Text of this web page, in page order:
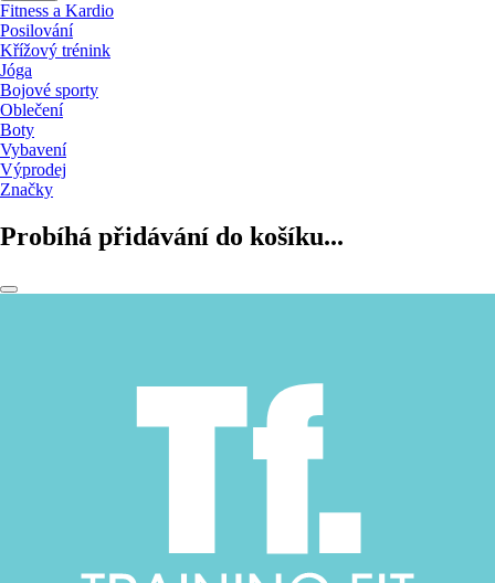
Fitness a Kardio
Posilování
Křížový trénink
Jóga
Bojové sporty
Oblečení
Boty
Vybavení
Výprodej
Značky
Probíhá přidávání do košíku...